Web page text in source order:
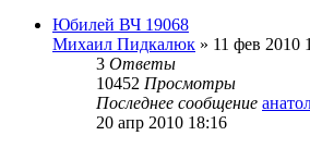
Юбилей ВЧ 19068
Михаил Пидкалюк » 11 фев 2010
3 Ответы
10452 Просмотры
Последнее сообщение
20 апр 2010 18:16